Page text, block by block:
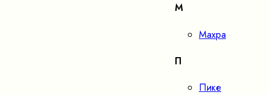
М
Махра
П
Пике